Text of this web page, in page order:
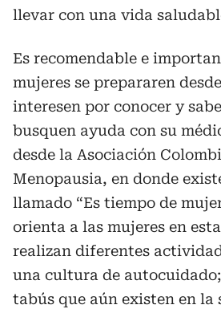
llevar con una vida
Es recomendable e
mujeres se prepararen
interesen por conocer y
busquen ayuda con su
desde la Asociación
Menopausia, en donde
llamado “Es tiempo de
orienta a las mujeres en
realizan diferentes
una cultura de autocuidado;
tabús que aún existen en la